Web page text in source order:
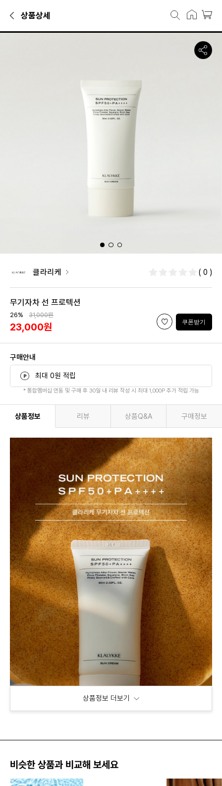
상품상세
이스케어카테고리에서 만나볼 수 있는 상품으로, 캐리마켓에서
클라리케 ( 0 )
무기자차 선 프로텍션
26% 31,000원
23,000원 쿠폰받기
구매안내
최대 0원 적립
* 통합멤버십 연동 및 구매 후 30일 내 리뷰 작성 시 최대 1,000P 추가 적립 가능
상품정보 리뷰 상품Q&A 구매정보
상품정보 더보기
비슷한 상품과 비교해 보세요